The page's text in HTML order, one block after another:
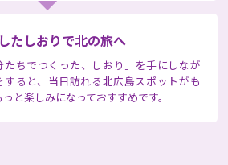
たしおりで北の旅へ
たちでつくった、しおり」を手にしなが
すると、当日訪れる北広島スポットがも
っと楽しみになっておすすめです。